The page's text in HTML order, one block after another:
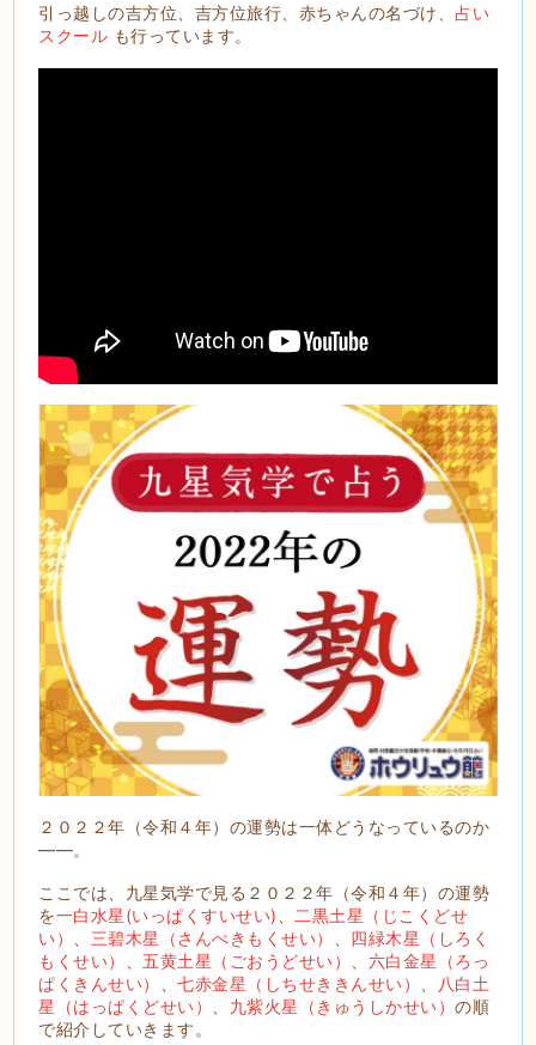
引っ越しの吉方位、吉方位旅行、赤ちゃんの名づけ、占い
スクール も行っています。
２０２２年（令和４年）の運勢は一体どうなっているのか
――。
ここでは、九星気学で見る２０２２年（令和４年）の運勢
を一白水星(いっぱくすいせい)
二黒土星（じこくどせ
い）
三碧木星（さんぺきもくせい）
四緑木星（しろく
もくせい）
、五黄土星（ごおうどせい）
六白金星（ろっ
ぱくきんせい）
、七赤金星（しちせききんせい）
八白土
星（はっぱくどせい）
九紫火星（きゅうしかせい）の順
で紹介していきます。